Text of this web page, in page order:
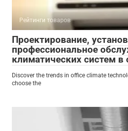
Рейтинги товаров
Проектирование,
профессиональное
климатических систем в
Discover the trends in office climate
choose the